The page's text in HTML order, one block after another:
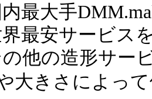
最大手
最安サービス
の他の造形サー
大きさによっ